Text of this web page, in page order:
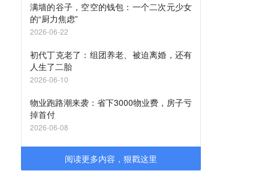
满墙的谷子，空空的钱包：一个二次元少女
的“厨力焦虑”
2026-06-22
初代丁克老了：组团养老、被迫离婚，还有
人生了二胎
2026-06-10
物业跑路潮来袭：省下3000物业费，房子亏
掉首付
2026-06-08
阅读更多内容，狠戳这里